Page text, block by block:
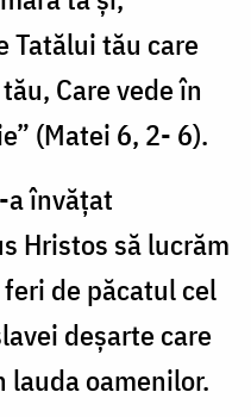
Tatălui tău care
Care vede în
(Matei 6, 2- 6).
învățat
Hristos să lucrăm
de păcatul cel
deșarte care
lauda oamenilor.